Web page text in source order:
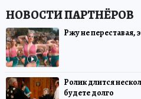
Ржу не переставая,
Ролик длится
будете долго